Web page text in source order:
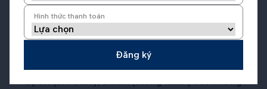
mà, tiết kiệm nhiên liệu, linh hoạt trong phố).
Hình thức thanh toán
Đăng ký